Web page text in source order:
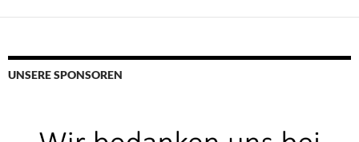
UNSERE SPONSOREN